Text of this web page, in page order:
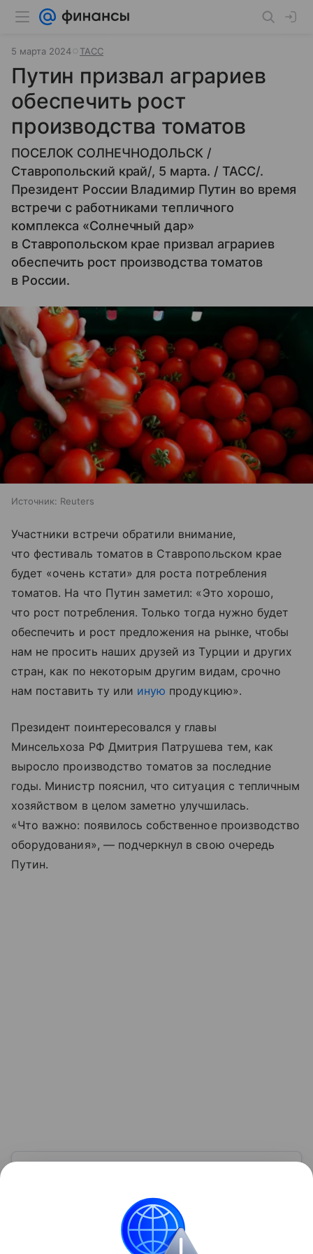
5 марта 2024 ТАСС
Путин призвал аграриев
обеспечить рост
производства томатов
ПОСЕЛОК СОЛНЕЧНОДОЛЬСК /
Ставропольский край/, 5 марта. / ТАСС/.
Президент России Владимир Путин во время
встречи с работниками тепличного
комплекса «Солнечный дар»
в Ставропольском крае призвал аграриев
обеспечить рост производства томатов
в России.
Источник: Reuters
Участники встречи обратили внимание,
что фестиваль томатов в Ставропольском крае
будет «очень кстати» для роста потребления
томатов. На что Путин заметил: «Это хорошо,
что рост потребления. Только тогда нужно будет
обеспечить и рост предложения на рынке, чтобы
нам не просить наших друзей из Турции и других
стран, как по некоторым другим видам, срочно
нам поставить ту или иную продукцию».
Президент поинтересовался у главы
Минсельхоза РФ Дмитрия Патрушева тем, как
выросло производство томатов за последние
годы. Министр пояснил, что ситуация с тепличным
хозяйством в целом заметно улучшилась.
«Что важно: появилось собственное производство
оборудования», — подчеркнул в свою очередь
Путин.
налогоплательщика
Мы расскажем, как быстро узнать свой ИНН, а также
о том, где и как получить его на руки.